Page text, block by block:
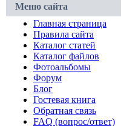
Меню сайта
Главная страница
Правила сайта
Каталог статей
Каталог файлов
Фотоальбомы
Форум
Блог
Гостевая книга
Обратная связь
FAQ (вопрос/ответ)